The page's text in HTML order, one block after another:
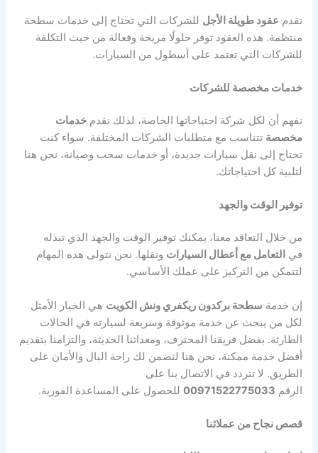
نقدم عقود طويلة الأجل للشركات التي تحتاج إلى خدمات سطحة
منتظمة. هذه العقود توفر حلولًا مريحة وفعالة من حيث التكلفة
للشركات التي تعتمد على أسطول من السيارات.
خدمات مخصصة للشركات
نفهم أن لكل شركة احتياجاتها الخاصة، لذلك نقدمخدمات
مخصصة تتناسب مع متطلبات الشركات المختلفة. سواء كنت
تحتاج إلى نقل سيارات جديدة، أو خدمات سحب وصيانة، نحن هنا
لتلبية كل احتياجاتك.
توفير الوقت والجهد
من خلال التعاقد معنا، يمكنك توفير الوقت والجهد الذي تبذله
في التعامل مع أعطال السيارات ونقلها. نحن نتولى هذه المهام
لتتمكن من التركيز على عملك الأساسي.
إن خدمة سطحة بركدون ريكفري ونش الكويت هي الخيار الأمثل
لكل من يبحث عن خدمة موثوقة وسريعة لسيارته في الحالات
الطارئة. بفضل فريقنا المحترف، ومعداتنا الحديثة، والتزامنا بتقديم
أفضل خدمة ممكنة، نحن هنا لنضمن لك راحة البال والأمان على
الطريق. لا تتردد في الاتصال بنا على
الرقم 00971522775033 للحصول على المساعدة الفورية.
قصص نجاح من عملائنا